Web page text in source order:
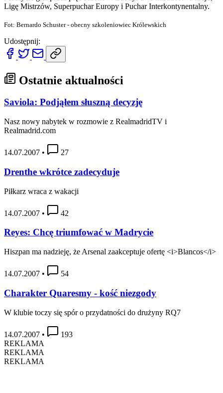
Ligę Mistrzów, Superpuchar Europy i Puchar Interkontynentalny.
Fot: Bernardo Schuster - obecny szkoleniowiec Królewskich
Udostępnij:
Ostatnie aktualności
Saviola: Podjąłem słuszną decyzję
Nasz nowy nabytek w rozmowie z RealmadridTV i
Realmadrid.com
14.07.2007 • 27
Drenthe wkrótce zadecyduje
Piłkarz wraca z wakacji
14.07.2007 • 42
Reyes: Chcę triumfować w Madrycie
Hiszpan ma nadzieję, że Arsenal zaakceptuje ofertę <i>Blancos</i>
14.07.2007 • 54
Charakter Quaresmy - kość niezgody
W klubie toczy się spór o przydatności do drużyny RQ7
14.07.2007 •
193
REKLAMA
REKLAMA
REKLAMA